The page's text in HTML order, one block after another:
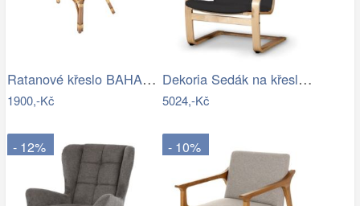
Ratanové křeslo BAHAMA tmavé - XL polstr
1900,-Kč
Dekoria Sedák na křeslo IKEA Poäng II,…
5024,-Kč
- 12% - 10%